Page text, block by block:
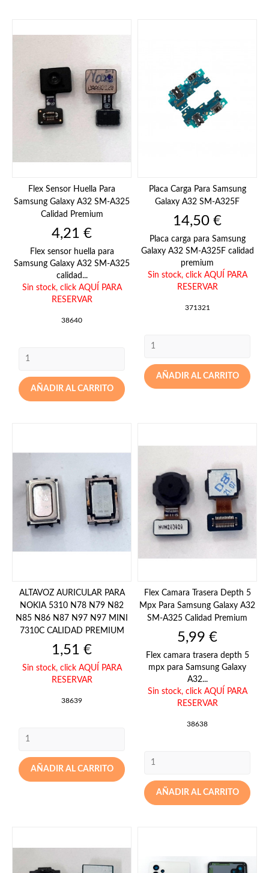
Flex Sensor Huella Para
Samsung Galaxy A32 SM-A325
Calidad Premium
Precio
4,21 €
Flex sensor huella para
Samsung Galaxy A32 SM-A325
calidad...
Sin stock, click AQUÍ PARA
RESERVAR
38640
AÑADIR AL CARRITO
Placa Carga Para Samsung
Galaxy A32 SM-A325F
Precio
14,50 €
Placa carga para Samsung
Galaxy A32 SM-A325F calidad
premium
Sin stock, click AQUÍ PARA
RESERVAR
371321
AÑADIR AL CARRITO
ALTAVOZ AURICULAR PARA
NOKIA 5310 N78 N79 N82
N85 N86 N87 N97 N97 MINI
7310C CALIDAD PREMIUM
Precio
1,51 €
Sin stock, click AQUÍ PARA
RESERVAR
38639
AÑADIR AL CARRITO
Flex Camara Trasera Depth 5
Mpx Para Samsung Galaxy A32
SM-A325 Calidad Premium
Precio
5,99 €
Flex camara trasera depth 5
mpx para Samsung Galaxy
A32...
Sin stock, click AQUÍ PARA
RESERVAR
38638
AÑADIR AL CARRITO